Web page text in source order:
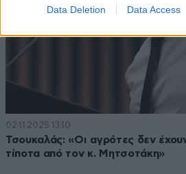
Data Deletion Data Access
02·11·2025 13:10
Τσουκαλάς: «Οι αγρότες δεν
τίποτα από τον κ. Μητσοτάκη»